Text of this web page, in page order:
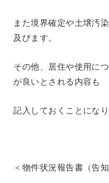
また境界確定や土壌汚
及びます。
その他、居住や使用に
が良いとされる内容も
記入しておくことにな
＜物件状況報告書（告